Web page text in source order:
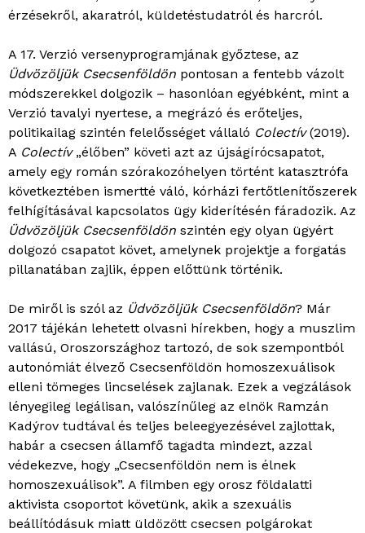
érzésekről, akaratról, küldetéstudatról és harcról.
A 17. Verzió versenyprogramjának győztese, az
Üdvözöljük Csecsenföldön pontosan a fentebb vázolt
módszerekkel dolgozik – hasonlóan egyébként, mint a
Verzió tavalyi nyertese, a megrázó és erőteljes,
politikailag szintén felelősséget vállaló Colectív(2019).
A Colectív„élőben” követi azt az újságírócsapatot,
amely egy román szórakozóhelyen történt katasztrófa
következtében ismertté váló, kórházi fertőtlenítőszerek
felhígításával kapcsolatos ügy kiderítésén fáradozik. Az
Üdvözöljük Csecsenföldön szintén egy olyan ügyért
dolgozó csapatot követ, amelynek projektje a forgatás
pillanatában zajlik, éppen előttünk történik.
De miről is szól az Üdvözöljük Csecsenföldön? Már
2017 tájékán lehetett olvasni hírekben, hogy a muszlim
vallású, Oroszországhoz tartozó, de sok szempontból
autonómiát élvező Csecsenföldön homoszexuálisok
elleni tömeges lincselések zajlanak. Ezek a vegzálások
lényegileg legálisan, valószínűleg az elnök Ramzán
Kadýrov tudtával és teljes beleegyezésével zajlottak,
habár a csecsen államfő tagadta mindezt, azzal
védekezve, hogy „Csecsenföldön nem is élnek
homoszexuálisok”. A filmben egy orosz földalatti
aktivista csoportot követünk, akik a szexuális
beállítódásuk miatt üldözött csecsen polgárokat